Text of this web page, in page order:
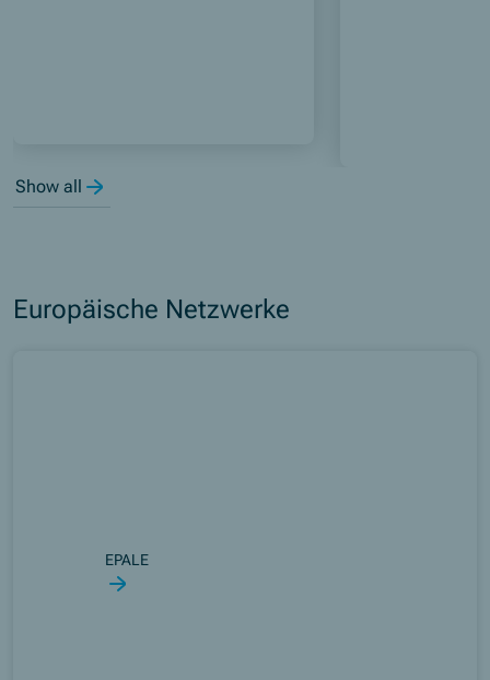
Show all
Europäische Netzwerke
EPALE